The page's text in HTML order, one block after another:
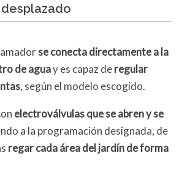
se conecta directamente a la
de aguay es capaz deregular
, según el modelo escogido.
electroválvulas que se abren y se
a la programación designada, de
regar cada área del jardín de forma